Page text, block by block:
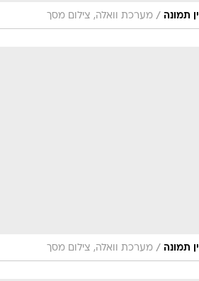
תמונה / מערכת וואלה, צילום מסך
תמונה / מערכת וואלה, צילום מסך